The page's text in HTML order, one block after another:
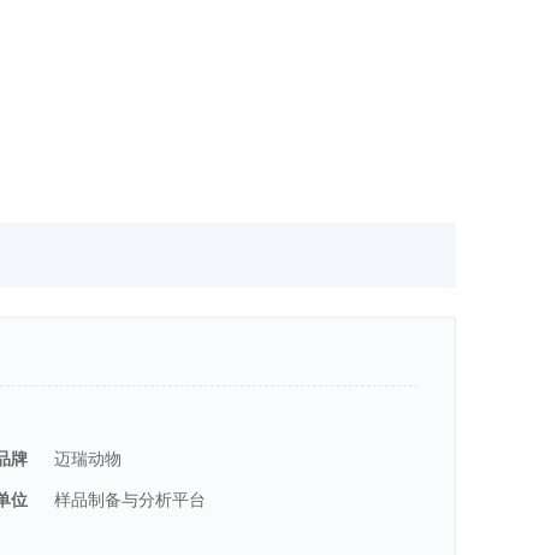
牌
迈瑞动物
位
样品制备与分析平台